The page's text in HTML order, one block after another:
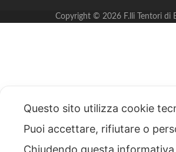
Copyright © 2026 F.lli Tentori di
Questo sito utilizza cookie
Puoi accettare, rifiutare o
Chiudendo questa